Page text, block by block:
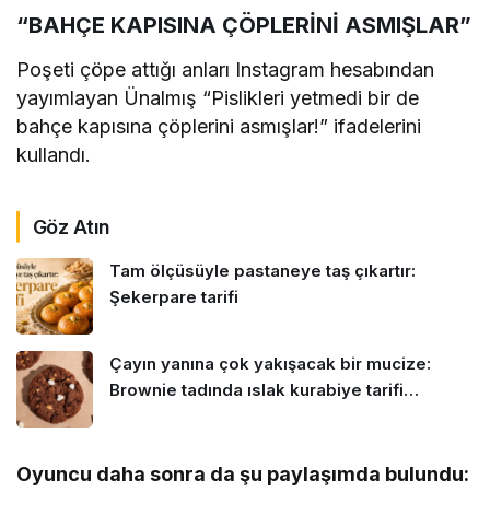
“BAHÇE KAPISINA ÇÖPLERİNİ ASMIŞLAR”
Poşeti çöpe attığı anları Instagram hesabından
yayımlayan Ünalmış “Pislikleri yetmedi bir de
bahçe kapısına çöplerini asmışlar!” ifadelerini
kullandı.
Göz Atın
Tam ölçüsüyle pastaneye taş çıkartır:
Şekerpare tarifi
Çayın yanına çok yakışacak bir mucize:
Brownie tadında ıslak kurabiye tarifi…
Oyuncu daha sonra da şu paylaşımda bulundu: